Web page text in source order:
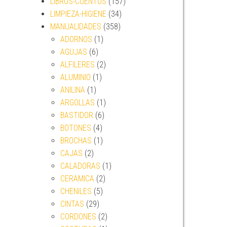
LIMPIEZA-HIGIENE (34)
MANUALIDADES (358)
ADORNOS (1)
AGUJAS (6)
ALFILERES (2)
ALUMINIO (1)
ANILINA (1)
ARGOLLAS (1)
BASTIDOR (6)
BOTONES (4)
BROCHAS (1)
CAJAS (2)
CALADORAS (1)
CERAMICA (2)
CHENILES (5)
CINTAS (29)
CORDONES (2)